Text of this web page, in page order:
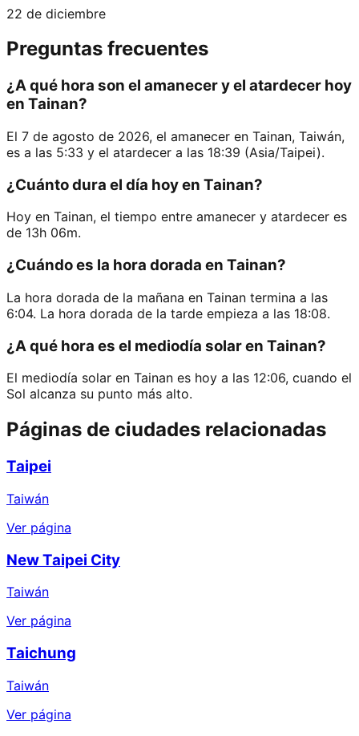
22 de diciembre
Preguntas frecuentes
¿A qué hora son el amanecer y el atardecer hoy
en Tainan?
El 7 de agosto de 2026, el amanecer en Tainan, Taiwán,
es a las 5:33 y el atardecer a las 18:39 (Asia/Taipei).
¿Cuánto dura el día hoy en Tainan?
Hoy en Tainan, el tiempo entre amanecer y atardecer es
de 13h 06m.
¿Cuándo es la hora dorada en Tainan?
La hora dorada de la mañana en Tainan termina a las
6:04. La hora dorada de la tarde empieza a las 18:08.
¿A qué hora es el mediodía solar en Tainan?
El mediodía solar en Tainan es hoy a las 12:06, cuando el
Sol alcanza su punto más alto.
Páginas de ciudades relacionadas
Taipei
Taiwán
Ver página
New Taipei City
Taiwán
Ver página
Taichung
Taiwán
Ver página